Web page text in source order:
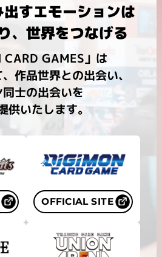
すエモーションは
、世界をつなげる
CARD GAMES」は
、作品世界との出会い、
士の出会いを
供いたします。
OFFICIAL SITE